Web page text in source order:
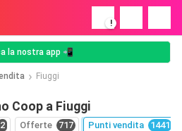
!
la nostra app 📲
Fiuggi
Coop a Fiuggi
2 Offerte 717 Punti vendita 1441